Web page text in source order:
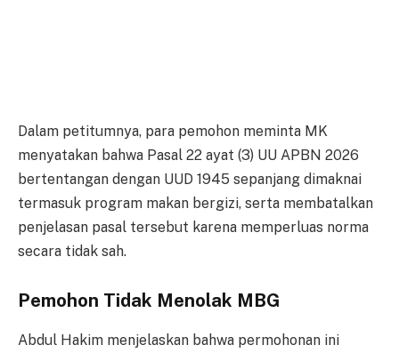
Dalam petitumnya, para pemohon meminta MK
menyatakan bahwa Pasal 22 ayat (3) UU APBN 2026
bertentangan dengan UUD 1945 sepanjang dimaknai
termasuk program makan bergizi, serta membatalkan
penjelasan pasal tersebut karena memperluas norma
secara tidak sah.
Pemohon Tidak Menolak MBG
Abdul Hakim menjelaskan bahwa permohonan ini